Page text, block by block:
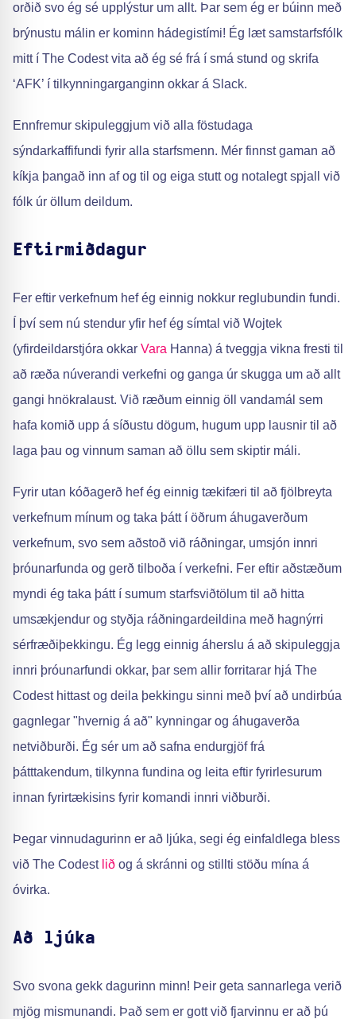
orðið svo ég sé upplýstur um allt. Þar sem ég er búinn með
brýnustu málin er kominn hádegistími! Ég læt samstarfsfólk
mitt í The Codest vita að ég sé frá í smá stund og skrifa
‘AFK’ í tilkynningarganginn okkar á Slack.
Ennfremur skipuleggjum við alla föstudaga
sýndarkaffifundi fyrir alla starfsmenn. Mér finnst gaman að
kíkja þangað inn af og til og eiga stutt og notalegt spjall við
fólk úr öllum deildum.
Eftirmiðdagur
Fer eftir verkefnum hef ég einnig nokkur reglubundin fundi.
Í því sem nú stendur yfir hef ég símtal við Wojtek
(yfirdeildarstjóra okkar Vara Hanna) á tveggja vikna fresti til
að ræða núverandi verkefni og ganga úr skugga um að allt
gangi hnökralaust. Við ræðum einnig öll vandamál sem
hafa komið upp á síðustu dögum, hugum upp lausnir til að
laga þau og vinnum saman að öllu sem skiptir máli.
Fyrir utan kóðagerð hef ég einnig tækifæri til að fjölbreyta
verkefnum mínum og taka þátt í öðrum áhugaverðum
verkefnum, svo sem aðstoð við ráðningar, umsjón innri
þróunarfunda og gerð tilboða í verkefni. Fer eftir aðstæðum
myndi ég taka þátt í sumum starfsviðtölum til að hitta
umsækjendur og styðja ráðningardeildina með hagnýrri
sérfræðiþekkingu. Ég legg einnig áherslu á að skipuleggja
innri þróunarfundi okkar, þar sem allir forritarar hjá The
Codest hittast og deila þekkingu sinni með því að undirbúa
gagnlegar "hvernig á að" kynningar og áhugaverða
netviðburði. Ég sér um að safna endurgjöf frá
þátttakendum, tilkynna fundina og leita eftir fyrirlesurum
innan fyrirtækisins fyrir komandi innri viðburði.
Þegar vinnudagurinn er að ljúka, segi ég einfaldlega bless
við The Codest lið og á skránni og stillti stöðu mína á
óvirka.
Að ljúka
Svo svona gekk dagurinn minn! Þeir geta sannarlega verið
mjög mismunandi. Það sem er gott við fjarvinnu er að þú